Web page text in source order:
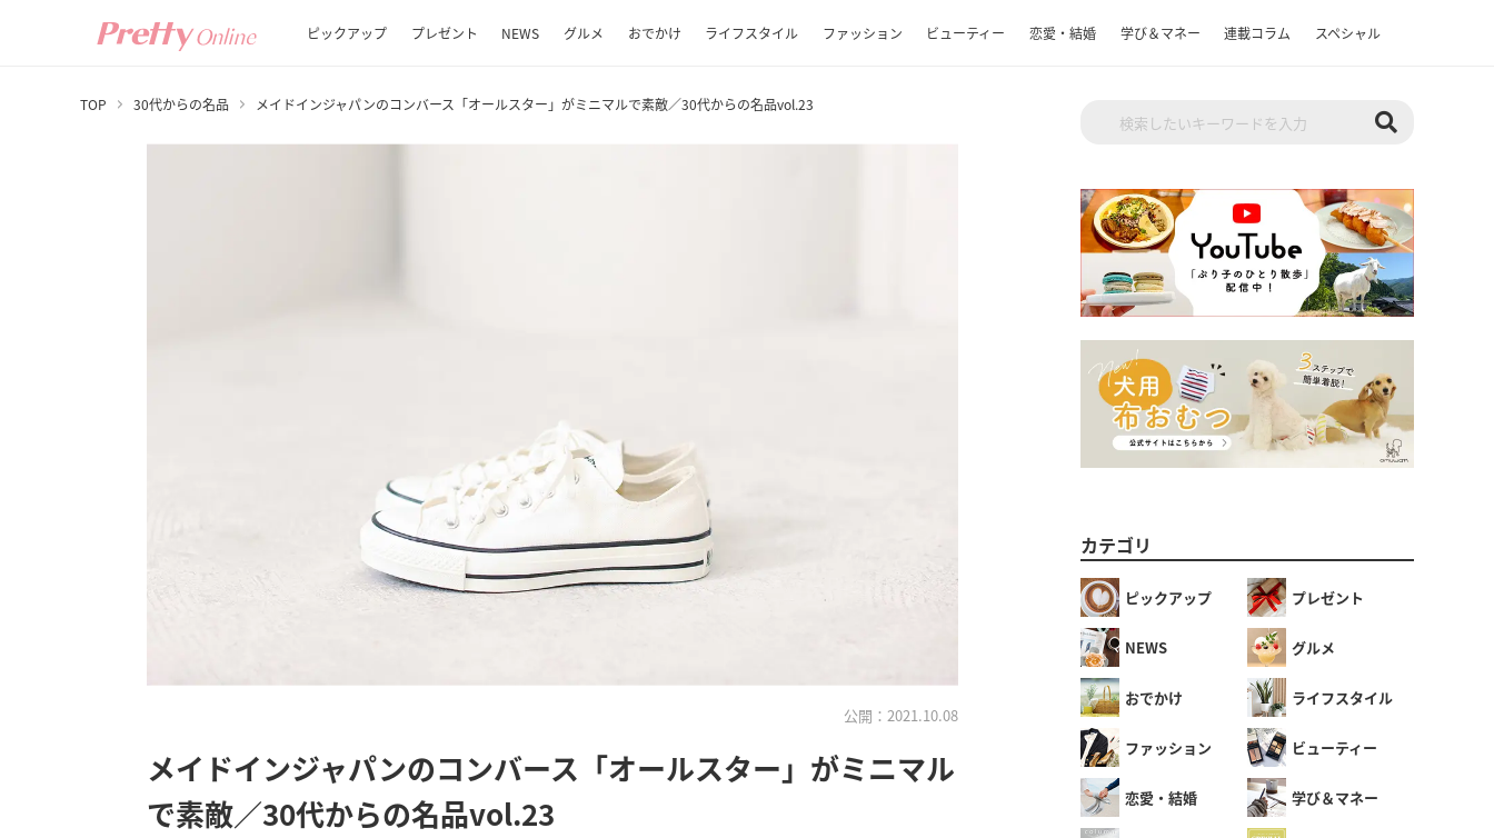
ピックアップ プレゼント NEWS グルメ おでかけ ライフスタイル ファッション ビューティー 恋愛・結婚 学び＆マネー 連載コラム スペシャル
TOP 30代からの名品 メイドインジャパンのコンバース「オールスター」がミニマルで素敵／30代からの名品vol.23
公開：2021.10.08
メイドインジャパンのコンバース「オールスター」がミニマル
で素敵／30代からの名品vol.23
カテゴリ
ピックアップ プレゼント
NEWS グルメ
おでかけ ライフスタイル
ファッション ビューティー
恋愛・結婚 学び＆マネー